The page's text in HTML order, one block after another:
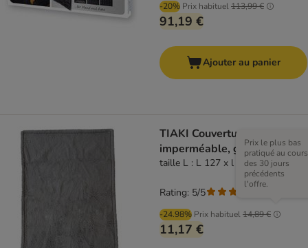
-20% Prix habituel113,99 €
91,19 €
Ajouter au panier
TIAKI Couverture
imperméable, grise
taille L : L 127 x l 101 cm
-24.98% Prix habituel14,89 €
Prix le plus bas
pratiqué au cours
des 30 jours
précédents
l'offre.
11,17 €
Rating: 5/5